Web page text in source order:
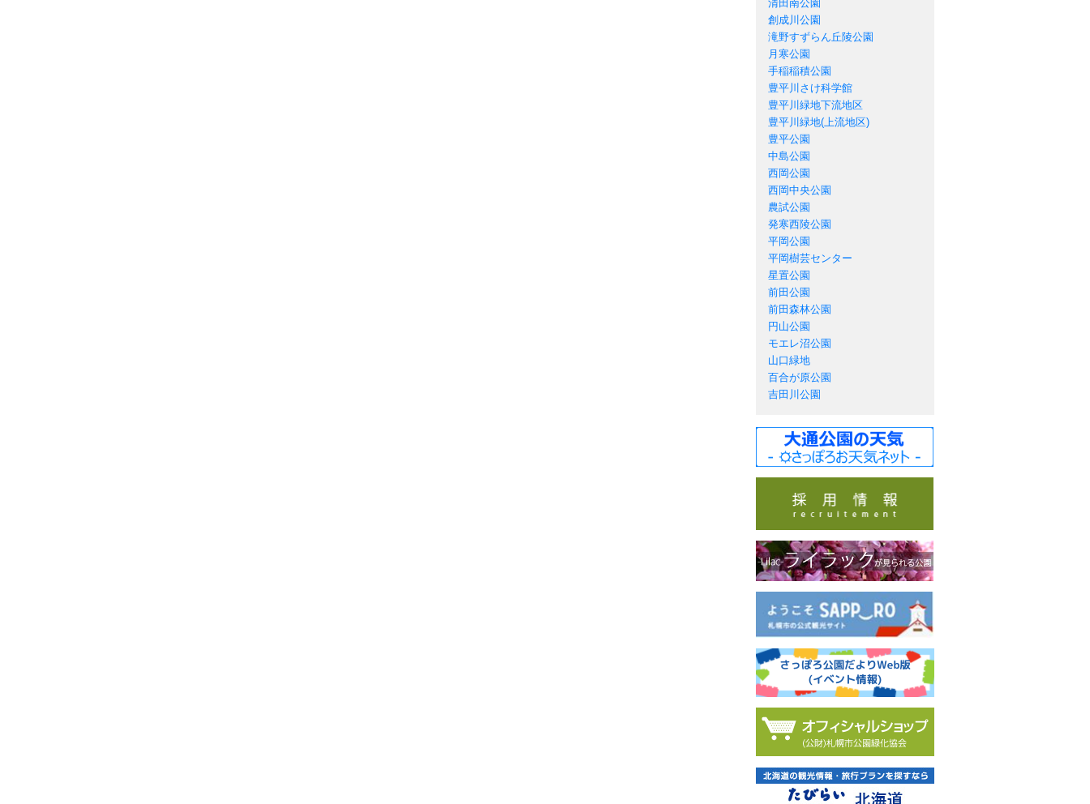
清田南公園
創成川公園
滝野すずらん丘陵公園
月寒公園
手稲稲積公園
豊平川さけ科学館
豊平川緑地下流地区
豊平川緑地(上流地区)
豊平公園
中島公園
西岡公園
西岡中央公園
農試公園
発寒西陵公園
平岡公園
平岡樹芸センター
星置公園
前田公園
前田森林公園
円山公園
モエレ沼公園
山口緑地
百合が原公園
吉田川公園